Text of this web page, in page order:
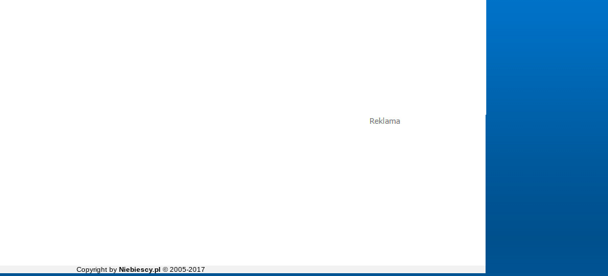
Copyright by Niebiescy.pl © 2005-2017